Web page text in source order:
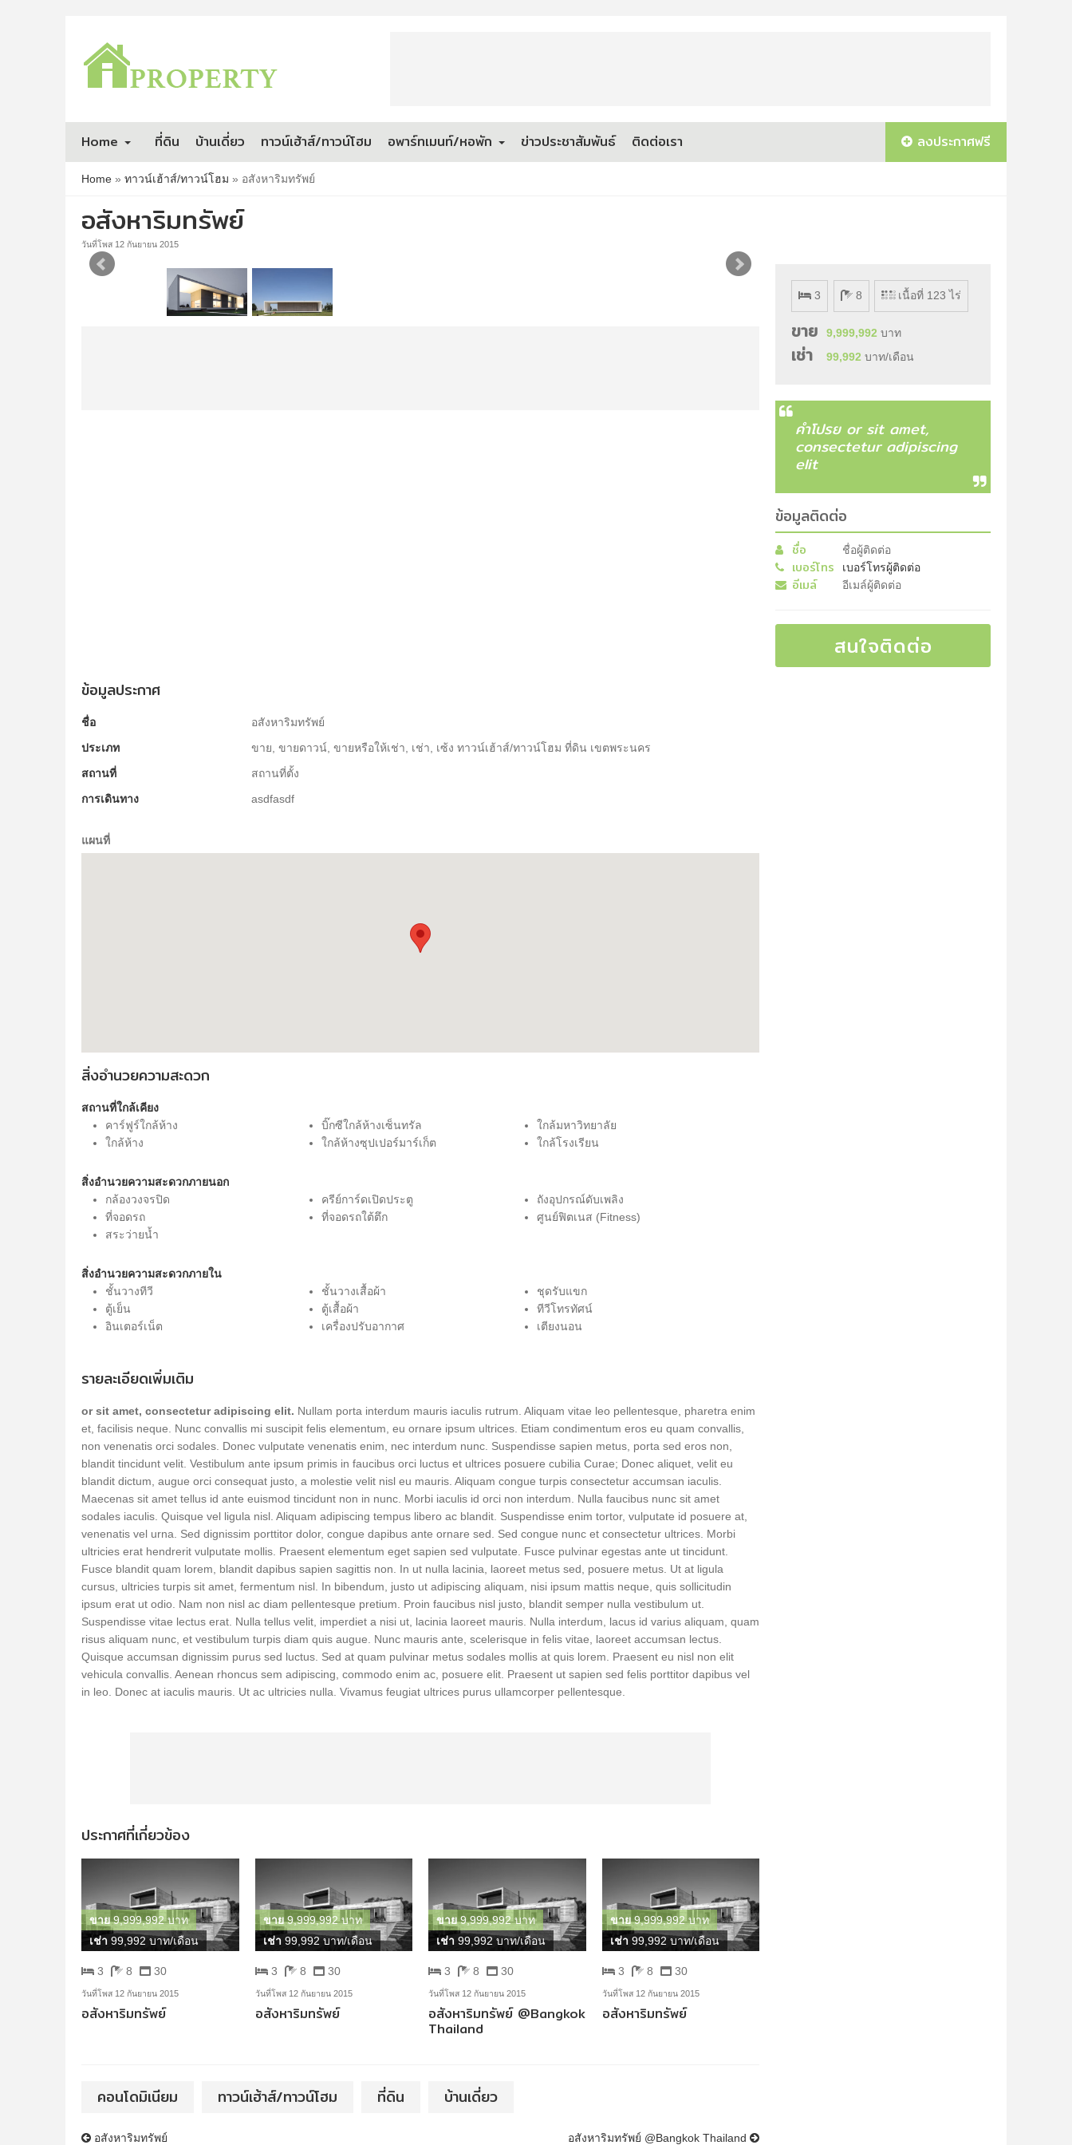
Home ที่ดิน บ้านเดี่ยว ทาวน์เฮ้าส์/ทาวน์โฮม อพาร์ทเมนท์/หอพัก ข่าวประชาสัมพันธ์ ติดต่อเรา ลงประกาศฟรี
Home » ทาวน์เฮ้าส์/ทาวน์โฮม » อสังหาริมทรัพย์
อสังหาริมทรัพย์
วันที่โพส 12 กันยายน 2015
3 8 เนื้อที่ 123 ไร่
ขาย 9,999,992 บาท
เช่า 99,992 บาท/เดือน
คำโปรย or sit amet,
consectetur adipiscing
elit
ข้อมูลติดต่อ
ชื่อ ชื่อผู้ติดต่อ
เบอร์โทร เบอร์โทรผู้ติดต่อ
อีเมล์ อีเมล์ผู้ติดต่อ
สนใจติดต่อ
ข้อมูลประกาศ
ชื่อ
อสังหาริมทรัพย์
ประเภท
ขาย, ขายดาวน์, ขายหรือให้เช่า, เช่า, เซ้ง ทาวน์เฮ้าส์/ทาวน์โฮม ที่ดิน เขตพระนคร
สถานที่
สถานที่ตั้ง
การเดินทาง
asdfasdf
แผนที่
สิ่งอำนวยความสะดวก
สถานที่ใกล้เคียง
คาร์ฟูร์ใกล้ห้าง
บิ๊กซีใกล้ห้างเซ็นทรัล
ใกล้มหาวิทยาลัย
ใกล้ห้าง
ใกล้ห้างซุปเปอร์มาร์เก็ต ใกล้โรงเรียน
สิ่งอำนวยความสะดวกภายนอก
กล้องวงจรปิด
ครีย์การ์ดเปิดประตู
ถังอุปกรณ์ดับเพลิง
ที่จอดรถ
ที่จอดรถใต้ตึก
ศูนย์ฟิตเนส (Fitness)
สระว่ายน้ำ
สิ่งอำนวยความสะดวกภายใน
ชั้นวางทีวี
ชั้นวางเสื้อผ้า
ชุดรับแขก
ตู้เย็น
ตู้เสื้อผ้า
ทีวีโทรทัศน์
อินเตอร์เน็ต
เครื่องปรับอากาศ เตียงนอน
รายละเอียดเพิ่มเติม
or sit amet, consectetur adipiscing elit. Nullam porta interdum mauris iaculis rutrum. Aliquam vitae leo pellentesque, pharetra enim
et, facilisis neque. Nunc convallis mi suscipit felis elementum, eu ornare ipsum ultrices. Etiam condimentum eros eu quam convallis,
non venenatis orci sodales. Donec vulputate venenatis enim, nec interdum nunc. Suspendisse sapien metus, porta sed eros non,
blandit tincidunt velit. Vestibulum ante ipsum primis in faucibus orci luctus et ultrices posuere cubilia Curae; Donec aliquet, velit eu
blandit dictum, augue orci consequat justo, a molestie velit nisl eu mauris. Aliquam congue turpis consectetur accumsan iaculis.
Maecenas sit amet tellus id ante euismod tincidunt non in nunc. Morbi iaculis id orci non interdum. Nulla faucibus nunc sit amet
sodales iaculis. Quisque vel ligula nisl. Aliquam adipiscing tempus libero ac blandit. Suspendisse enim tortor, vulputate id posuere at,
venenatis vel urna. Sed dignissim porttitor dolor, congue dapibus ante ornare sed. Sed congue nunc et consectetur ultrices. Morbi
ultricies erat hendrerit vulputate mollis. Praesent elementum eget sapien sed vulputate. Fusce pulvinar egestas ante ut tincidunt.
Fusce blandit quam lorem, blandit dapibus sapien sagittis non. In ut nulla lacinia, laoreet metus sed, posuere metus. Ut at ligula
cursus, ultricies turpis sit amet, fermentum nisl. In bibendum, justo ut adipiscing aliquam, nisi ipsum mattis neque, quis sollicitudin
ipsum erat ut odio. Nam non nisl ac diam pellentesque pretium. Proin faucibus nisl justo, blandit semper nulla vestibulum ut.
Suspendisse vitae lectus erat. Nulla tellus velit, imperdiet a nisi ut, lacinia laoreet mauris. Nulla interdum, lacus id varius aliquam, quam
risus aliquam nunc, et vestibulum turpis diam quis augue. Nunc mauris ante, scelerisque in felis vitae, laoreet accumsan lectus.
Quisque accumsan dignissim purus sed luctus. Sed at quam pulvinar metus sodales mollis at quis lorem. Praesent eu nisl non elit
vehicula convallis. Aenean rhoncus sem adipiscing, commodo enim ac, posuere elit. Praesent ut sapien sed felis porttitor dapibus vel
in leo. Donec at iaculis mauris. Ut ac ultricies nulla. Vivamus feugiat ultrices purus ullamcorper pellentesque.
ประกาศที่เกี่ยวข้อง
เช่า 99,992 บาท/เดือน
ขาย9,999,992 บาท
3 8 30
วันที่โพส 12 กันยายน 2015
อสังหาริมทรัพย์
เช่า 99,992 บาท/เดือน
ขาย9,999,992 บาท
3 8 30
วันที่โพส 12 กันยายน 2015
อสังหาริมทรัพย์
เช่า 99,992 บาท/เดือน
ขาย9,999,992 บาท
3 8 30
วันที่โพส 12 กันยายน 2015
อสังหาริมทรัพย์ @Bangkok
Thailand
เช่า 99,992 บาท/เดือน
ขาย9,999,992 บาท
3 8 30
วันที่โพส 12 กันยายน 2015
อสังหาริมทรัพย์
คอนโดมิเนียม ทาวน์เฮ้าส์/ทาวน์โฮม ที่ดิน บ้านเดี่ยว
อสังหาริมทรัพย์ อสังหาริมทรัพย์ @Bangkok Thailand